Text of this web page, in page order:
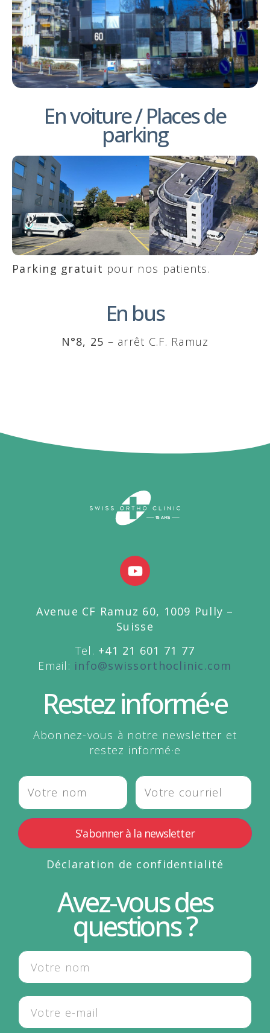
En voiture / Places de
parking
Parking gratuit pour nos patients.
En bus
N°8, 25 – arrêt C.F. Ramuz
Avenue CF Ramuz 60, 1009 Pully –
Suisse
Tel. +41 21 601 71 77
Email: info@swissorthoclinic.com
Restez informé·e
Abonnez-vous à notre newsletter et
restez informé·e
Déclaration de confidentialité
Avez-vous des
questions ?